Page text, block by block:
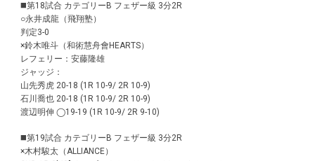
◼️第18試合 カテゴリーB フェザー級 3分2R
○永井成龍（飛翔塾）
判定3-0
×鈴木唯斗（和術慧舟會HEARTS）
レフェリー：安藤隆雄
ジャッジ：
山先秀虎 20-18 (1R 10-9/ 2R 10-9)
石川喬也 20-18 (1R 10-9/ 2R 10-9)
渡辺明伸 ◯19-19 (1R 10-9/ 2R 9-10)
◼️第19試合 カテゴリーB フェザー級 3分2R
×木村駿太（ALLIANCE）